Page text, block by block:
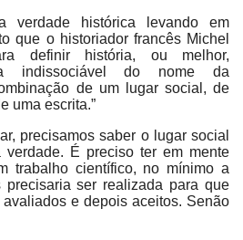
verdade histórica levando em
que o historiador francês Michel
definir história, ou melhor,
indissociável do nome da
de um lugar social, de
uma escrita.”
precisamos saber o lugar social
É preciso ter em mente
trabalho científico, no mínimo a
precisaria ser realizada para que
e depois aceitos. Senão